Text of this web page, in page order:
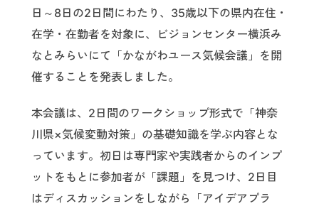
日～8日の2日間にわたり、35歳以下の県内在住・
在学・在勤者を対象に、ビジョンセンター横浜み
なとみらいにて「かながわユース気候会議」を開
催することを発表しました。
本会議は、2日間のワークショップ形式で「神奈
川県×気候変動対策」の基礎知識を学ぶ内容とな
っています。初日は専門家や実践者からのインプ
ットをもとに参加者が「課題」を見つけ、2日目
はディスカッションをしながら「アイデアプラ